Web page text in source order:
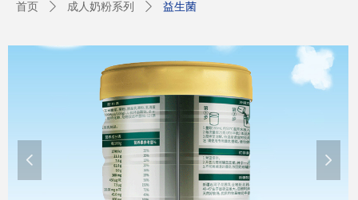
首页 ꄲ 成人奶粉系列 ꄲ 益生菌
넳 넲